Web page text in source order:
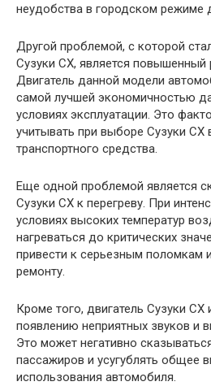
неудобства в городском режиме
Другой проблемой, с которой
Сузуки СХ, является повышенный
Двигатель данной модели
самой лучшей экономичностью
условиях эксплуатации. Это
учитывать при выборе Сузуки СХ
транспортного средства.
Еще одной проблемой является
Сузуки СХ к перегреву. При
условиях высоких температур
нагреваться до критических
привести к серьезным поломкам
ремонту.
Кроме того, двигатель Сузуки СХ
появлению неприятных звуков и
Это может негативно
пассажиров и усугублять общее
использования автомобиля.